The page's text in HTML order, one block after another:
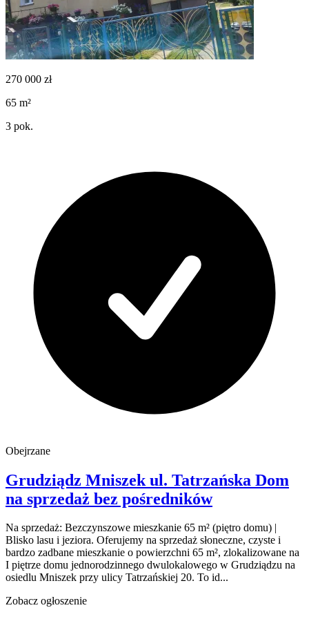
270 000 zł
65 m²
3 pok.
Obejrzane
Grudziądz Mniszek ul. Tatrzańska Dom
na sprzedaż bez pośredników
Na sprzedaż: Bezczynszowe mieszkanie 65 m² (piętro domu) |
Blisko lasu i jeziora. Oferujemy na sprzedaż słoneczne, czyste i
bardzo zadbane mieszkanie o powierzchni 65 m², zlokalizowane na
I piętrze domu jednorodzinnego dwulokalowego w Grudziądzu na
osiedlu Mniszek przy ulicy Tatrzańskiej 20. To id...
Zobacz ogłoszenie